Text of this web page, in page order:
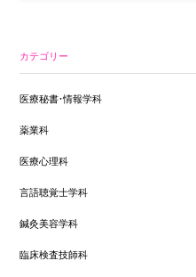
カテゴリー
医療秘書・情報学科
薬業科
医療心理科
言語聴覚士学科
鍼灸美容学科
臨床検査技師科